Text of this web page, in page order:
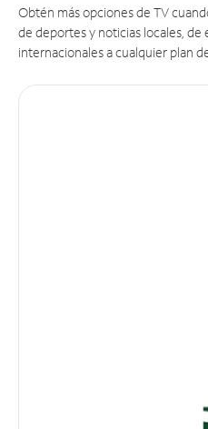
Obtén más opciones de TV
de deportes y noticias locales,
internacionales a cualquier plan